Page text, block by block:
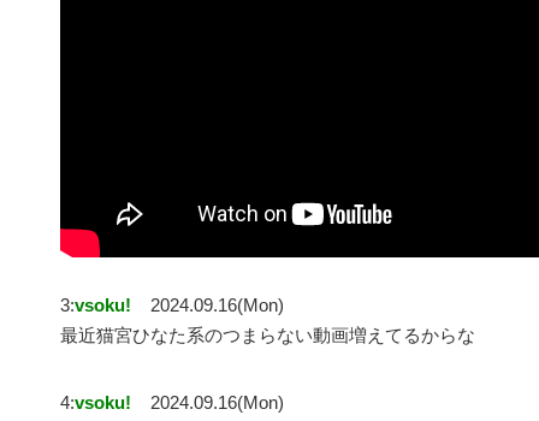
3:vsoku!
2024.09.16(Mon)
最近猫宮ひなた系のつまらない動画増えてるからな
4:vsoku!
2024.09.16(Mon)